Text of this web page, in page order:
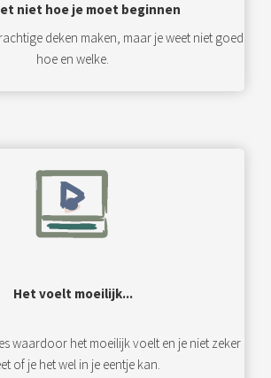
niet hoe je moet beginnen
deken maken, maar je weet niet goed
hoe en welke.
Het voelt moeilijk...
waardoor het moeilijk voelt en je niet zeker
of je het wel in je eentje kan.